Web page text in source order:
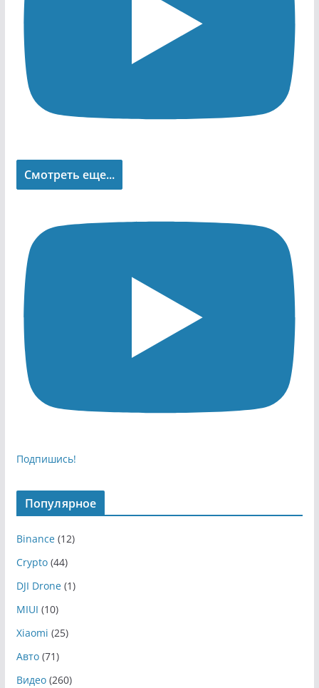
Смотреть еще...
Подпишись!
Популярное
Binance(12)
Crypto(44)
DJI Drone(1)
MIUI (10)
Xiaomi (25)
Авто(71)
Видео(260)